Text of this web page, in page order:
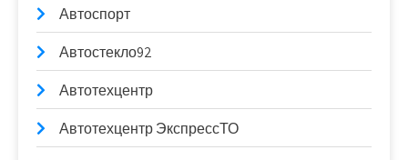
Автоспорт
Автостекло92
Автотехцентр
Автотехцентр ЭкспрессТО